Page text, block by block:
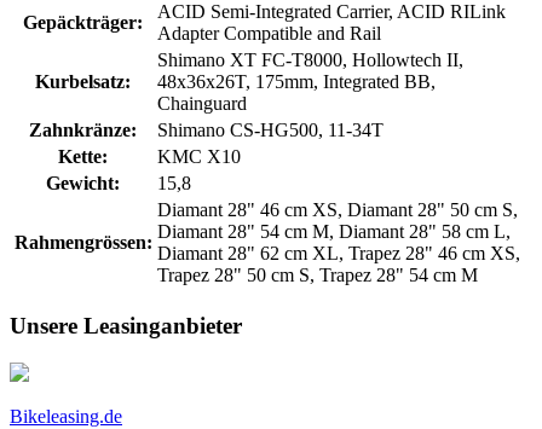
Gepäckträger:
ACID Semi-Integrated Carrier, ACID RILink
Adapter Compatible and Rail
Kurbelsatz:
Shimano XT FC-T8000, Hollowtech II,
48x36x26T, 175mm, Integrated BB,
Chainguard
Zahnkränze:
Shimano CS-HG500, 11-34T
Kette:
KMC X10
Gewicht:
15,8
Rahmengrössen:
Diamant 28" 46 cm XS, Diamant 28" 50 cm S,
Diamant 28" 54 cm M, Diamant 28" 58 cm L,
Diamant 28" 62 cm XL, Trapez 28" 46 cm XS,
Trapez 28" 50 cm S, Trapez 28" 54 cm M
Unsere Leasinganbieter
Bikeleasing.de